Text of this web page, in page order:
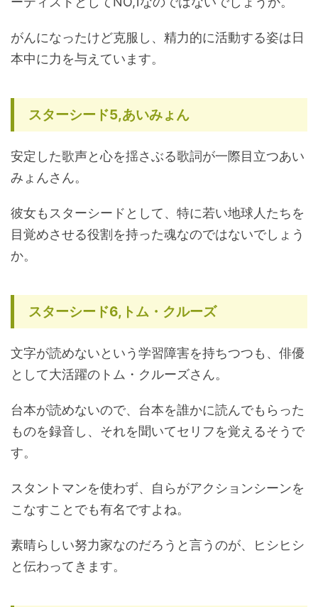
がんになったけど克服し、精力的に活動する姿は日
本中に力を与えています。
スターシード5,あいみょん
安定した歌声と心を揺さぶる歌詞が一際目立つあい
みょんさん。
彼女もスターシードとして、特に若い地球人たちを
目覚めさせる役割を持った魂なのではないでしょう
か。
スターシード6,トム・クルーズ
文字が読めないという学習障害を持ちつつも、俳優
として大活躍のトム・クルーズさん。
台本が読めないので、台本を誰かに読んでもらった
ものを録音し、それを聞いてセリフを覚えるそうで
す。
スタントマンを使わず、自らがアクションシーンを
こなすことでも有名ですよね。
素晴らしい努力家なのだろうと言うのが、ヒシヒシ
と伝わってきます。